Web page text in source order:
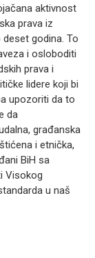
aktivnost
prava iz
godina. To
i osloboditi
prava i
lidere koji bi
upozoriti da to
da
građanska
i etnička,
BiH sa
Visokog
u naš